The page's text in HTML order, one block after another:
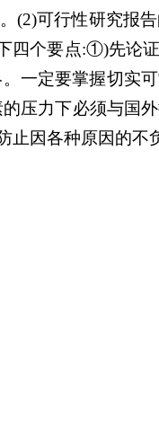
(2)可行性研究报
四个要点:①)先论
一定要掌握切实
压力下必须与国
止因各种原因的不